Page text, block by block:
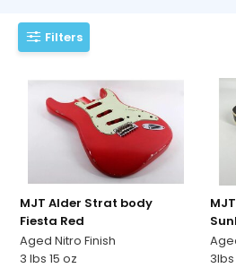
Filters
MJT Alder Strat body
Fiesta Red
Aged Nitro Finish
3 lbs 15 oz